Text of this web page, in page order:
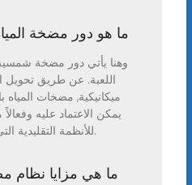
ما هو دور مضخة
وهنا يأتي دور مضخة
اللعبة. عن طريق تحويل
ميكانيكية, مضخات المياه
يمكن الاعتماد عليه
للأنظمة التقليدية التي تعمل بالكهرباء أو الديزل.
ما هي مزايا نظام